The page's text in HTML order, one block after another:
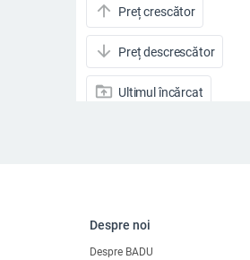
arrow_upward Preț crescător
arrow_downward Preț descrescător
drive_folder_upload Ultimul încărcat
arrow_drop_down
Reduceri
Despre noi
Despre BADU